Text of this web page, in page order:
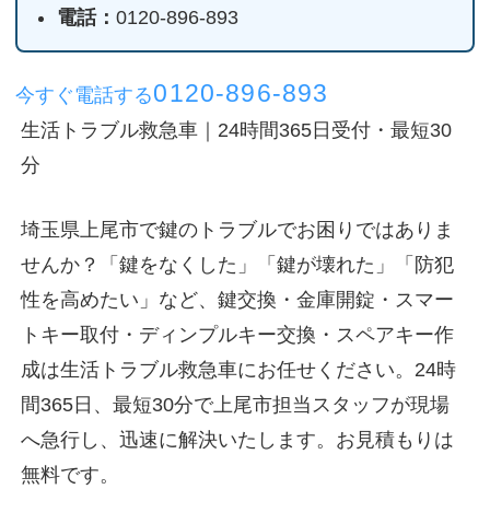
電話：0120-896-893
今すぐ電話する0120-896-893
生活トラブル救急車｜24時間365日受付・最短30
分
埼玉県上尾市で鍵のトラブルでお困りではありま
せんか？「鍵をなくした」「鍵が壊れた」「防犯
性を高めたい」など、鍵交換・金庫開錠・スマー
トキー取付・ディンプルキー交換・スペアキー作
成は生活トラブル救急車にお任せください。24時
間365日、最短30分で上尾市担当スタッフが現場
へ急行し、迅速に解決いたします。お見積もりは
無料です。